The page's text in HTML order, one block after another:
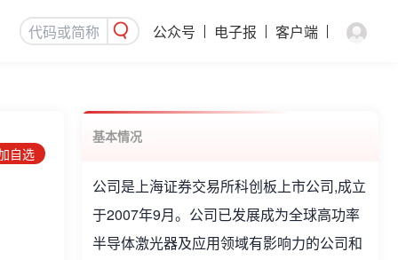
公众号 电子报 客户端
自选
基本情况
公司是上海证券交易所科创板上市公司,成立
于2007年9月。公司已发展成为全球高功率
半导体激光器及应用领域有影响力的公司和